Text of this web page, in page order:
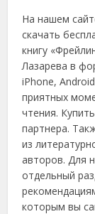
На нашем
скачать
книгу
Лазарева в
iPhone,
приятных
чтения.
партнера.
из
авторов. Для
отдельный
которым вы